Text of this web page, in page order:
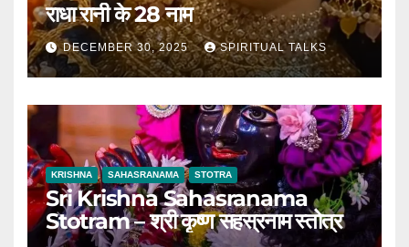
राधा रानी के 28 नाम
DECEMBER 30, 2025 SPIRITUAL TALKS
KRISHNA SAHASRANAMA STOTRA
Sri Krishna Sahasranama
Stotram – श्री कृष्ण सहस्रनाम स्तोत्र